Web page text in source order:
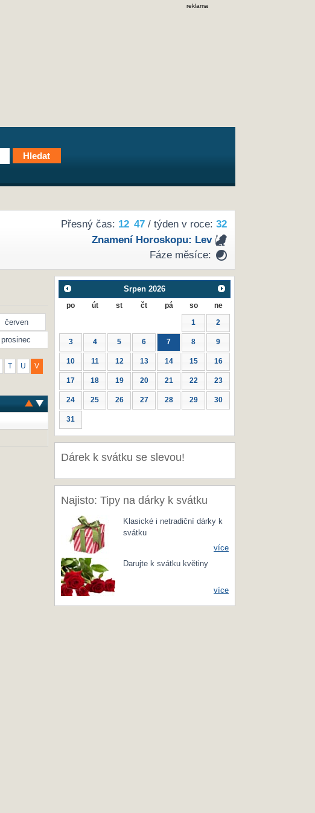
reklama
Přesný čas: 12 47/ týden v roce: 32
Znamení Horoskopu: Lev
Fáze měsíce:
červen
prosinec
T U V
Srpen 2026
po út st čt pá so ne
1 2
3 4 5 6 7 8 9
10 11 12 13 14 15 16
17 18 19 20 21 22 23
24 25 26 27 28 29 30
31
Dárek k svátku se slevou!
Najisto: Tipy na dárky k svátku
Klasické i netradiční dárky k
svátku
více
Darujte k svátku květiny
více